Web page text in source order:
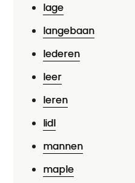
lage
langebaan
lederen
leer
leren
lidl
mannen
maple